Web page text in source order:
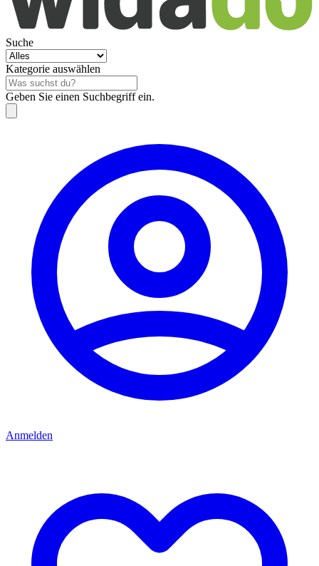
Suche
Kategorie auswählen
Geben Sie einen Suchbegriff ein.
Anmelden